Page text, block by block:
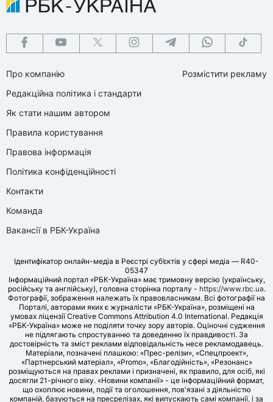
Про компанію
Редакційна політика і стандарти
Як стати нашим автором
Правила користування
Правова інформація
Політика конфіденційності
Контакти
Команда
Вакансії в РБК-Україна
Розмістити рекламу
Ідентифікатор онлайн-медіа в Реєстрі суб’єктів у сфері медіа — R40-
05347
Інформаційний портал «РБК-Україна» має тримовну версію (українську,
російську та англійську), головна сторінка порталу - https://www.rbc.ua.
Фотографії, зображення належать їх правовласникам. Всі фотографії на
Порталі, авторами яких є журналісти «РБК-Україна», розміщені на
умовах ліцензії Creative Commons Attribution 4.0 International. Редакція
«РБК-Україна» може не поділяти точку зору авторів. Оціночні судження
не підлягають спростуванню та доведенню їх правдивості. За
достовірність та зміст реклами відповідальність несе рекламодавець.
Матеріали, позначені плашкою: «Прес-релізи», «Спецпроект»,
«Партнерський матеріал», «Promo», «Благодійність», «Резонанс»
розміщуються на правах реклами і призначені, як правило, для осіб, які
досягли 21-річного віку. «Новини компанії» - це інформаційний формат,
що охоплює новини, події та оголошення, пов'язані з діяльністю
компаній, базуються на пресрелізах, які випускають самі компанії, і за